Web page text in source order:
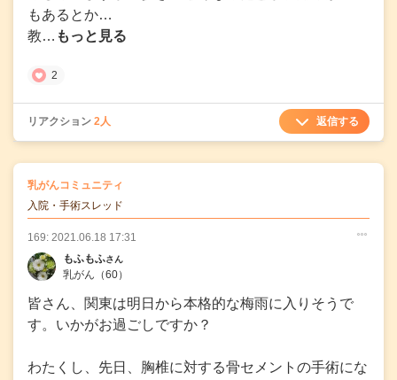
もあるとか…
教… もっと見る
2
リアクション 2人 返信する
乳がんコミュニティ
入院・手術スレッド
○ ○ ○
169: 2021.06.18 17:31
もふもふさん
乳がん （60）
皆さん、関東は明日から本格的な梅雨に入りそうで
す。いかがお過ごしですか？
わたくし、先日、胸椎に対する骨セメントの手術にな